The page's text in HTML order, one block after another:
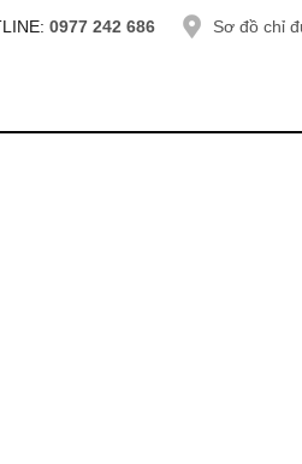
0977 242 686 Sơ đồ chỉ